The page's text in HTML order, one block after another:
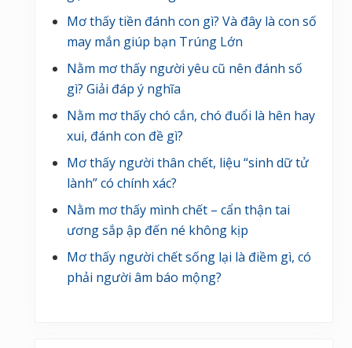
Mơ thấy tiền đánh con gì? Và đây là con số
may mắn giúp bạn Trúng Lớn
Nằm mơ thấy người yêu cũ nên đánh số
gì? Giải đáp ý nghĩa
Nằm mơ thấy chó cắn, chó đuổi là hên hay
xui, đánh con đề gì?
Mơ thấy người thân chết, liệu “sinh dữ tử
lành” có chính xác?
Nằm mơ thấy mình chết – cẩn thận tai
ương sắp ập đến né không kịp
Mơ thấy người chết sống lại là điềm gì, có
phải người âm báo mộng?